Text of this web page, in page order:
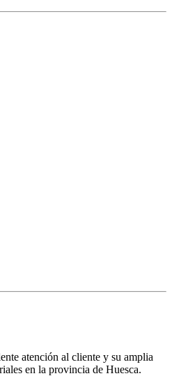
atención al cliente y su amplia
en la provincia de Huesca.